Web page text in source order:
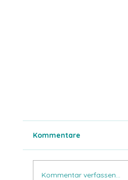
Schnelle Tropfen
Kommentare
Kommentar verfassen...